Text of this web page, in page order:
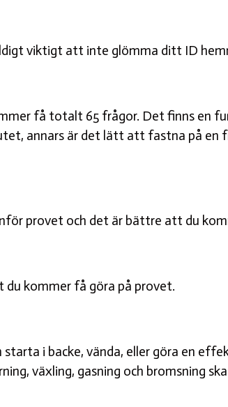
viktigt att inte glömma ditt ID
få totalt 65 frågor. Det finns en
annars är det lätt att fastna på en
provet och det är bättre att du
du kommer få göra på provet.
i backe, vända, eller göra en
växling, gasning och bromsning